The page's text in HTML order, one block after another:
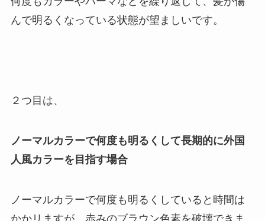
んで明るくなっている状態が望ましいです。
２つ目は、
ノーマルカラーで何度も明るくして長期的に外国
人風カラーを目指す場合
ノーマルカラーで何度も明るくしていると時間は
かかリますが、赤みのブラウン色素を破壊できま